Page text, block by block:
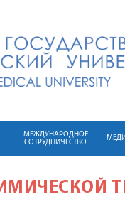
МЕЖДУНАРОДНОЕ
СОТРУДНИЧЕСТВО